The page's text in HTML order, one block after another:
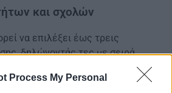
Process My Personal
και σχολών
να επιλέξει έως τρεις
δηλώνοντάς τες με σειρά
γίνονται μέσα από το σύνολο
ειδικοτήτων των ΣΑΕΚ της